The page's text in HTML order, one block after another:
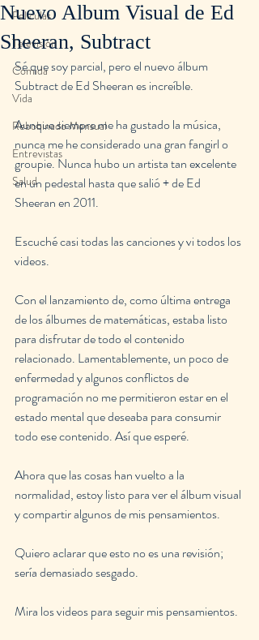
Peliculas
Televisión
Comida
Vida
Rebobinado Mensual
Entrevistas
Salud
Nuevo Album Visual de Ed
Sheeran, Subtract
Sé que soy parcial, pero el nuevo álbum
Subtract de Ed Sheeran es increíble.
Aunque siempre me ha gustado la música,
nunca me he considerado una gran fangirl o
groupie. Nunca hubo un artista tan excelente
en un pedestal hasta que salió + de Ed
Sheeran en 2011.
Escuché casi todas las canciones y vi todos los
videos.
Con el lanzamiento de, como última entrega
de los álbumes de matemáticas, estaba listo
para disfrutar de todo el contenido
relacionado. Lamentablemente, un poco de
enfermedad y algunos conflictos de
programación no me permitieron estar en el
estado mental que deseaba para consumir
todo ese contenido. Así que esperé.
Ahora que las cosas han vuelto a la
normalidad, estoy listo para ver el álbum visual
y compartir algunos de mis pensamientos.
Quiero aclarar que esto no es una revisión;
sería demasiado sesgado.
Mira los videos para seguir mis pensamientos.